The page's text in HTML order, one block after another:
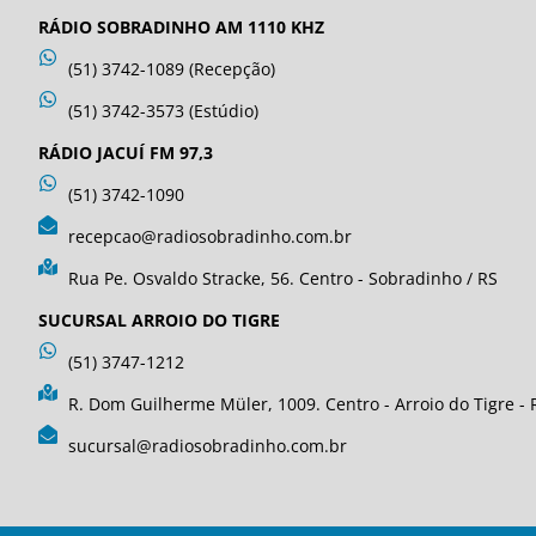
RÁDIO SOBRADINHO AM 1110 KHZ
(51) 3742-1089 (Recepção)
(51) 3742-3573 (Estúdio)
RÁDIO JACUÍ FM 97,3
(51) 3742-1090
recepcao@radiosobradinho.com.br
Rua Pe. Osvaldo Stracke, 56. Centro - Sobradinho / RS
SUCURSAL ARROIO DO TIGRE
(51) 3747-1212
R. Dom Guilherme Müler, 1009. Centro - Arroio do Tigre -
sucursal@radiosobradinho.com.br